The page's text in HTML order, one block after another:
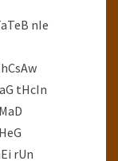
nIe
tHcIn
rUn